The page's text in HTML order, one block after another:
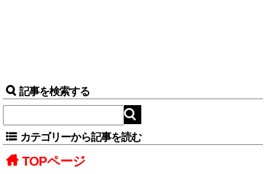
記事を検索する
カテゴリーから記事を読む
TOPページ